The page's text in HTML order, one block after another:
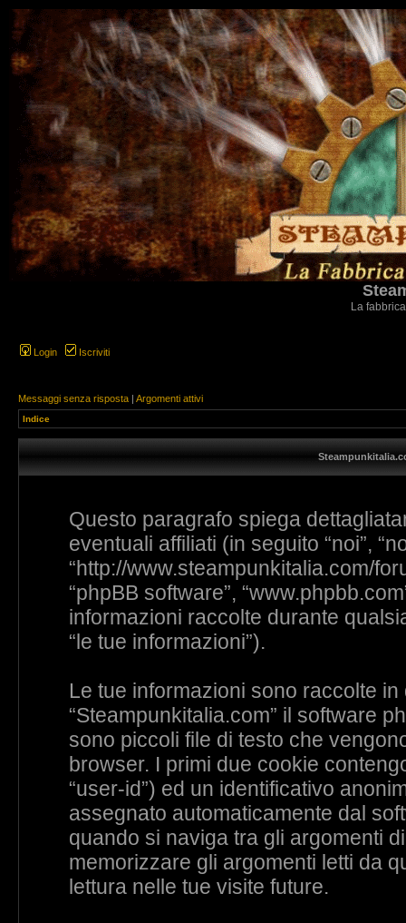
La
Login Iscriviti
Messaggi senza risposta | Argomenti attivi
Indice
Questo paragrafo spiega
eventuali affiliati (in seguito “noi”,
“http://www.steampunkitalia.com/
“phpBB software”,
informazioni raccolte durante
“le tue informazioni”).
Le tue informazioni sono raccolte
“Steampunkitalia.com” il software
sono piccoli file di testo che
browser. I primi due cookie
“user-id”) ed un identificativo
assegnato automaticamente dal
quando si naviga tra gli argomenti
memorizzare gli argomenti letti da
lettura nelle tue visite future.